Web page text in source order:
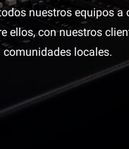
nuestros equipos a
ellos, con nuestros
comunidades locales.